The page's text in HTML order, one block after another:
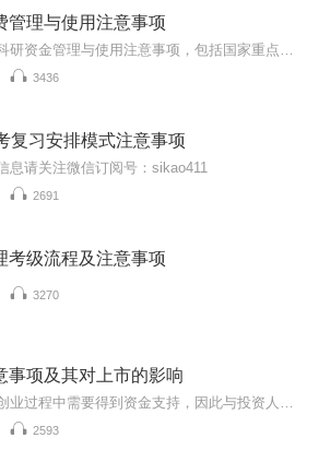
管理与使用注意事项
3436
复习安排模式注意事项
息请关注微信订阅号：sikao411
2691
考级流程及注意事项
3270
事项及其对上市的影响
2593